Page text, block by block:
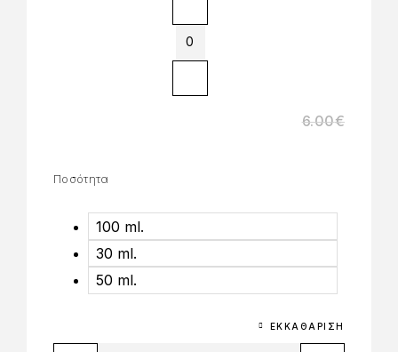
6.00€
Ποσότητα
100 ml.
30 ml.
50 ml.
ΕΚΚΑΘΆΡΙΣΗ